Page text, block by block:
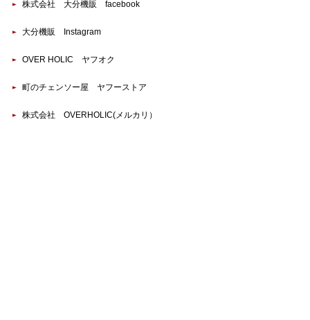
株式会社 大分機販 facebook
大分機販 Instagram
OVER HOLIC ヤフオク
町のチェンソー屋 ヤフーストア
株式会社 OVERHOLIC(メルカリ）